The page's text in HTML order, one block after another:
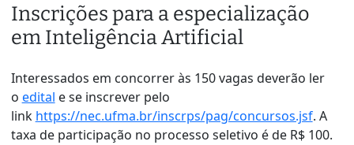
Inscrições para a especialização
em Inteligência Artificial
Interessados em concorrer às 150 vagas deverão ler
o edital e se inscrever pelo
link https://nec.ufma.br/inscrps/pag/concursos.jsf. A
taxa de participação no processo seletivo é de R$ 100.